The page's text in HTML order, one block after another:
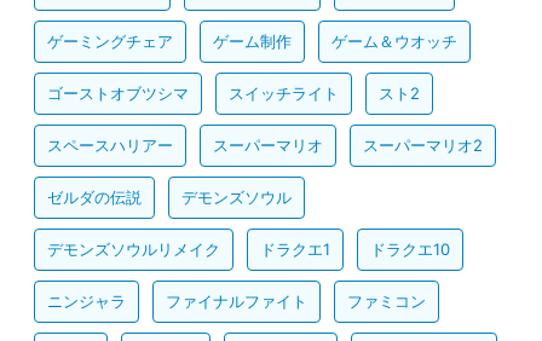
ゲーミングチェア ゲーム制作 ゲーム＆ウオッチ
ゴーストオブツシマ スイッチライト スト2
スペースハリアー スーパーマリオ スーパーマリオ2
ゼルダの伝説 デモンズソウル
デモンズソウルリメイク ドラクエ1 ドラクエ10
ニンジャラ ファイナルファイト ファミコン